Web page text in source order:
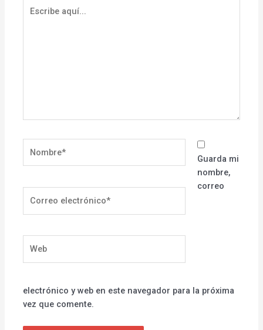
aquí...
electrónico*
Guarda mi
nombre,
correo
electrónico y web en este navegador para la próxima
vez que comente.